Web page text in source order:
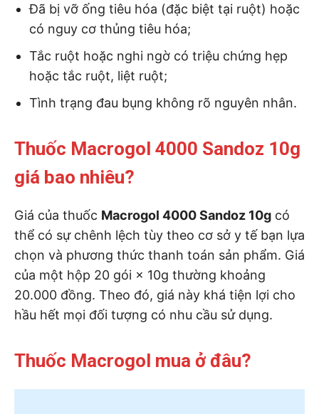
Đã bị vỡ ống tiêu hóa (đặc biệt tại ruột) hoặc
có nguy cơ thủng tiêu hóa;
Tắc ruột hoặc nghi ngờ có triệu chứng hẹp
hoặc tắc ruột, liệt ruột;
Tình trạng đau bụng không rõ nguyên nhân.
Thuốc Macrogol 4000 Sandoz 10g
giá bao nhiêu?
Giá của thuốc Macrogol 4000 Sandoz 10g có
thể có sự chênh lệch tùy theo cơ sở y tế bạn lựa
chọn và phương thức thanh toán sản phẩm. Giá
của một hộp 20 gói × 10g thường khoảng
20.000 đồng. Theo đó, giá này khá tiện lợi cho
hầu hết mọi đối tượng có nhu cầu sử dụng.
Thuốc Macrogol mua ở đâu?